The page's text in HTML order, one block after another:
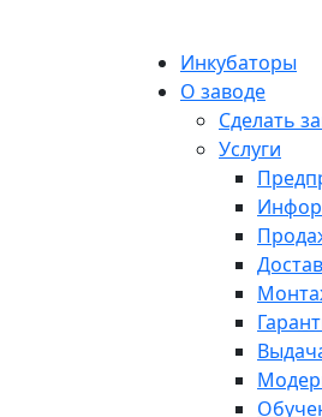
Инкубаторы
О заводе
Сделать
Услуги